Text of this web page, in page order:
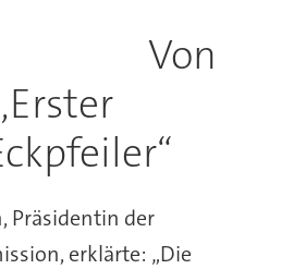
Von
Präsidentin der
erklärte: „Die